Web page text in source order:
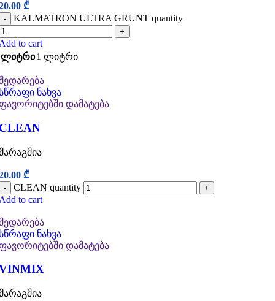
₾
- KALMATRON ULTRA GRUNT quantity
+
to cart
ლიტრი1 ლიტრი
ნახვა
დამატება
₾
- CLEAN quantity +
to cart
ნახვა
დამატება